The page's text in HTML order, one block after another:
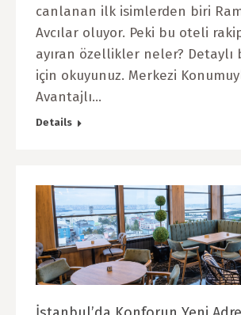
canlanan ilk isimlerden biri
Avcılar oluyor. Peki bu oteli
ayıran özellikler neler? Detaylı
için okuyunuz. Merkezi
Avantajlı…
Details